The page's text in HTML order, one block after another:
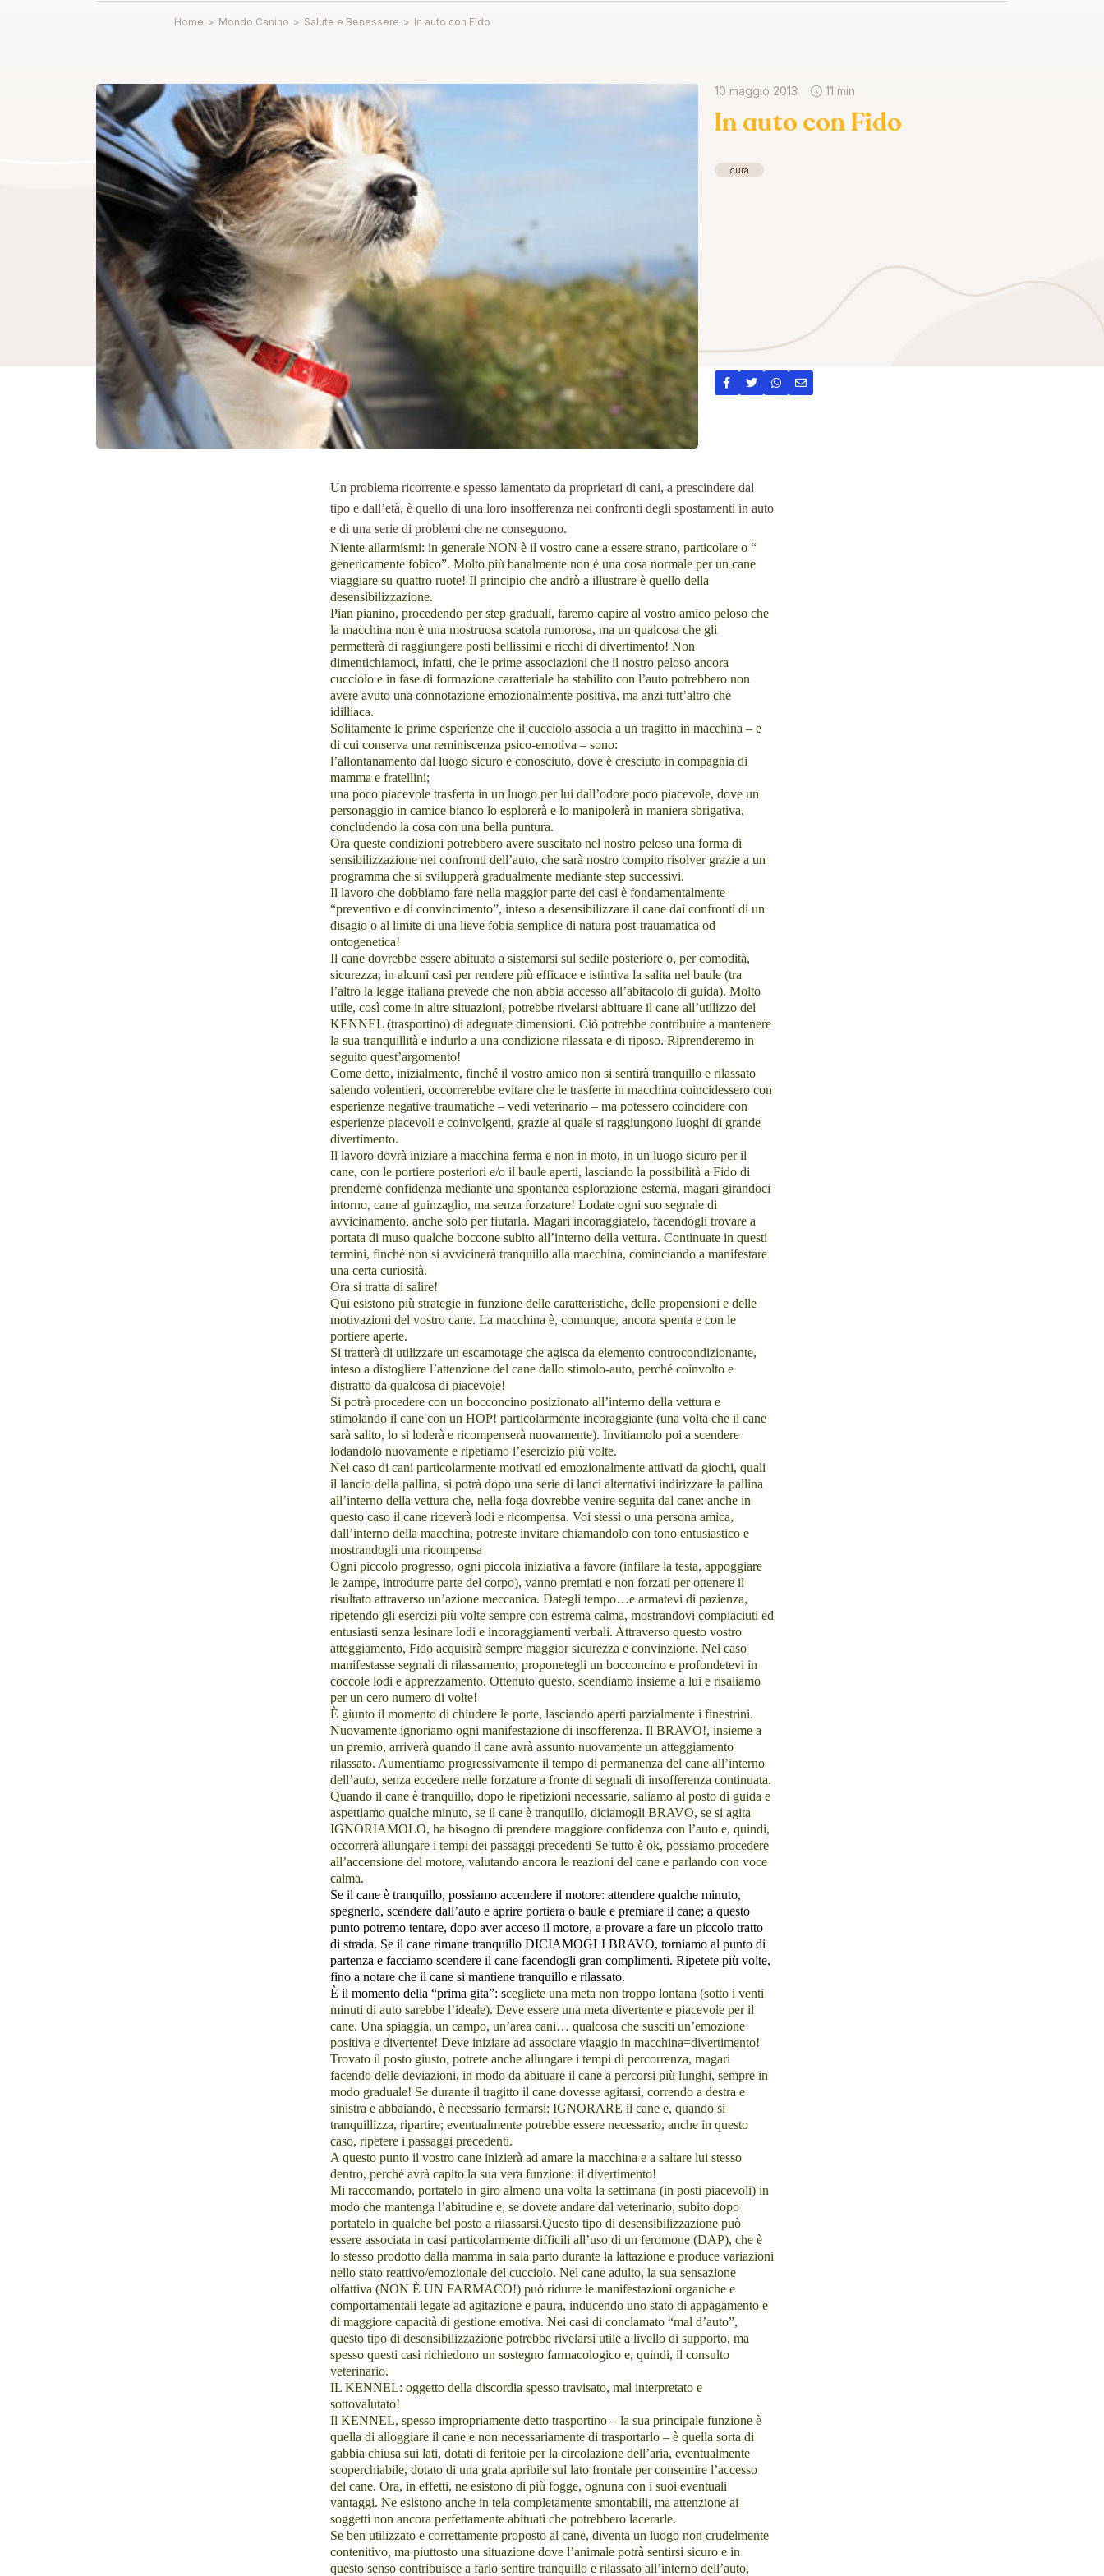
Home > Mondo Canino > Salute e Benessere > In auto con Fido
10 maggio 2013 11 min
In auto con Fido
cura
Un problema ricorrente e spesso lamentato da proprietari di cani, a prescindere dal
tipo e dall’età, è quello di una loro insofferenza nei confronti degli spostamenti in auto
e di una serie di problemi che ne conseguono.
Niente allarmismi: in generale NON è il vostro cane a essere strano, particolare o “
genericamente fobico”. Molto più banalmente non è una cosa normale per un cane
viaggiare su quattro ruote! Il principio che andrò a illustrare è quello della
desensibilizzazione.
Pian pianino, procedendo per step graduali, faremo capire al vostro amico peloso che
la macchina non è una mostruosa scatola rumorosa, ma un qualcosa che gli
permetterà di raggiungere posti bellissimi e ricchi di divertimento! Non
dimentichiamoci, infatti, che le prime associazioni che il nostro peloso ancora
cucciolo e in fase di formazione caratteriale ha stabilito con l’auto potrebbero non
avere avuto una connotazione emozionalmente positiva, ma anzi tutt’altro che
idilliaca.
Solitamente le prime esperienze che il cucciolo associa a un tragitto in macchina – e
di cui conserva una reminiscenza psico-emotiva – sono:
l’allontanamento dal luogo sicuro e conosciuto, dove è cresciuto in compagnia di
mamma e fratellini;
una poco piacevole trasferta in un luogo per lui dall’odore poco piacevole, dove un
personaggio in camice bianco lo esplorerà e lo manipolerà in maniera sbrigativa,
concludendo la cosa con una bella puntura.
Ora queste condizioni potrebbero avere suscitato nel nostro peloso una forma di
sensibilizzazione nei confronti dell’auto, che sarà nostro compito risolver grazie a un
programma che si svilupperà gradualmente mediante step successivi.
Il lavoro che dobbiamo fare nella maggior parte dei casi è fondamentalmente
“preventivo e di convincimento”, inteso a desensibilizzare il cane dai confronti di un
disagio o al limite di una lieve fobia semplice di natura post-trauamatica od
ontogenetica!
Il cane dovrebbe essere abituato a sistemarsi sul sedile posteriore o, per comodità,
sicurezza, in alcuni casi per rendere più efficace e istintiva la salita nel baule (tra
l’altro la legge italiana prevede che non abbia accesso all’abitacolo di guida). Molto
utile, così come in altre situazioni, potrebbe rivelarsi abituare il cane all’utilizzo del
KENNEL (trasportino) di adeguate dimensioni. Ciò potrebbe contribuire a mantenere
la sua tranquillità e indurlo a una condizione rilassata e di riposo. Riprenderemo in
seguito quest’argomento!
Come detto, inizialmente, finché il vostro amico non si sentirà tranquillo e rilassato
salendo volentieri, occorrerebbe evitare che le trasferte in macchina coincidessero con
esperienze negative traumatiche – vedi veterinario – ma potessero coincidere con
esperienze piacevoli e coinvolgenti, grazie al quale si raggiungono luoghi di grande
divertimento.
Il lavoro dovrà iniziare a macchina ferma e non in moto, in un luogo sicuro per il
cane, con le portiere posteriori e/o il baule aperti, lasciando la possibilità a Fido di
prenderne confidenza mediante una spontanea esplorazione esterna, magari girandoci
intorno, cane al guinzaglio, ma senza forzature! Lodate ogni suo segnale di
avvicinamento, anche solo per fiutarla. Magari incoraggiatelo, facendogli trovare a
portata di muso qualche boccone subito all’interno della vettura. Continuate in questi
termini, finché non si avvicinerà tranquillo alla macchina, cominciando a manifestare
una certa curiosità.
Ora si tratta di salire!
Qui esistono più strategie in funzione delle caratteristiche, delle propensioni e delle
motivazioni del vostro cane. La macchina è, comunque, ancora spenta e con le
portiere aperte.
Si tratterà di utilizzare un escamotage che agisca da elemento controcondizionante,
inteso a distogliere l’attenzione del cane dallo stimolo-auto, perché coinvolto e
distratto da qualcosa di piacevole!
Si potrà procedere con un bocconcino posizionato all’interno della vettura e
stimolando il cane con un HOP! particolarmente incoraggiante (una volta che il cane
sarà salito, lo si loderà e ricompenserà nuovamente). Invitiamolo poi a scendere
lodandolo nuovamente e ripetiamo l’esercizio più volte.
Nel caso di cani particolarmente motivati ed emozionalmente attivati da giochi, quali
il lancio della pallina, si potrà dopo una serie di lanci alternativi indirizzare la pallina
all’interno della vettura che, nella foga dovrebbe venire seguita dal cane: anche in
questo caso il cane riceverà lodi e ricompensa. Voi stessi o una persona amica,
dall’interno della macchina, potreste invitare chiamandolo con tono entusiastico e
mostrandogli una ricompensa
Ogni piccolo progresso, ogni piccola iniziativa a favore (infilare la testa, appoggiare
le zampe, introdurre parte del corpo), vanno premiati e non forzati per ottenere il
risultato attraverso un’azione meccanica. Dategli tempo…e armatevi di pazienza,
ripetendo gli esercizi più volte sempre con estrema calma, mostrandovi compiaciuti ed
entusiasti senza lesinare lodi e incoraggiamenti verbali. Attraverso questo vostro
atteggiamento, Fido acquisirà sempre maggior sicurezza e convinzione. Nel caso
manifestasse segnali di rilassamento, proponetegli un bocconcino e profondetevi in
coccole lodi e apprezzamento. Ottenuto questo, scendiamo insieme a lui e risaliamo
per un cero numero di volte!
Ѐ giunto il momento di chiudere le porte, lasciando aperti parzialmente i finestrini.
Nuovamente ignoriamo ogni manifestazione di insofferenza. Il BRAVO!, insieme a
un premio, arriverà quando il cane avrà assunto nuovamente un atteggiamento
rilassato. Aumentiamo progressivamente il tempo di permanenza del cane all’interno
dell’auto, senza eccedere nelle forzature a fronte di segnali di insofferenza continuata.
Quando il cane è tranquillo, dopo le ripetizioni necessarie, saliamo al posto di guida e
aspettiamo qualche minuto, se il cane è tranquillo, diciamogli BRAVO, se si agita
IGNORIAMOLO, ha bisogno di prendere maggiore confidenza con l’auto e, quindi,
occorrerà allungare i tempi dei passaggi precedenti Se tutto è ok, possiamo procedere
all’accensione del motore, valutando ancora le reazioni del cane e parlando con voce
calma.
Se il cane è tranquillo, possiamo accendere il motore: attendere qualche minuto,
spegnerlo, scendere dall’auto e aprire portiera o baule e premiare il cane; a questo
punto potremo tentare, dopo aver acceso il motore, a provare a fare un piccolo tratto
di strada. Se il cane rimane tranquillo DICIAMOGLI BRAVO, torniamo al punto di
partenza e facciamo scendere il cane facendogli gran complimenti. Ripetete più volte,
fino a notare che il cane si mantiene tranquillo e rilassato.
Ѐ il momento della “prima gita”: scegliete una meta non troppo lontana (sotto i venti
minuti di auto sarebbe l’ideale). Deve essere una meta divertente e piacevole per il
cane. Una spiaggia, un campo, un’area cani… qualcosa che susciti un’emozione
positiva e divertente! Deve iniziare ad associare viaggio in macchina=divertimento!
Trovato il posto giusto, potrete anche allungare i tempi di percorrenza, magari
facendo delle deviazioni, in modo da abituare il cane a percorsi più lunghi, sempre in
modo graduale! Se durante il tragitto il cane dovesse agitarsi, correndo a destra e
sinistra e abbaiando, è necessario fermarsi: IGNORARE il cane e, quando si
tranquillizza, ripartire; eventualmente potrebbe essere necessario, anche in questo
caso, ripetere i passaggi precedenti.
A questo punto il vostro cane inizierà ad amare la macchina e a saltare lui stesso
dentro, perché avrà capito la sua vera funzione: il divertimento!
Mi raccomando, portatelo in giro almeno una volta la settimana (in posti piacevoli) in
modo che mantenga l’abitudine e, se dovete andare dal veterinario, subito dopo
portatelo in qualche bel posto a rilassarsi.Questo tipo di desensibilizzazione può
essere associata in casi particolarmente difficili all’uso di un feromone (DAP), che è
lo stesso prodotto dalla mamma in sala parto durante la lattazione e produce variazioni
nello stato reattivo/emozionale del cucciolo. Nel cane adulto, la sua sensazione
olfattiva (NON Ѐ UN FARMACO!) può ridurre le manifestazioni organiche e
comportamentali legate ad agitazione e paura, inducendo uno stato di appagamento e
di maggiore capacità di gestione emotiva. Nei casi di conclamato “mal d’auto”,
questo tipo di desensibilizzazione potrebbe rivelarsi utile a livello di supporto, ma
spesso questi casi richiedono un sostegno farmacologico e, quindi, il consulto
veterinario.
IL KENNEL: oggetto della discordia spesso travisato, mal interpretato e
sottovalutato!
Il KENNEL, spesso impropriamente detto trasportino – la sua principale funzione è
quella di alloggiare il cane e non necessariamente di trasportarlo – è quella sorta di
gabbia chiusa sui lati, dotati di feritoie per la circolazione dell’aria, eventualmente
scoperchiabile, dotato di una grata apribile sul lato frontale per consentire l’accesso
del cane. Ora, in effetti, ne esistono di più fogge, ognuna con i suoi eventuali
vantaggi. Ne esistono anche in tela completamente smontabili, ma attenzione ai
soggetti non ancora perfettamente abituati che potrebbero lacerarle.
Se ben utilizzato e correttamente proposto al cane, diventa un luogo non crudelmente
contenitivo, ma piuttosto una situazione dove l’animale potrà sentirsi sicuro e in
questo senso contribuisce a farlo sentire tranquillo e rilassato all’interno dell’auto,